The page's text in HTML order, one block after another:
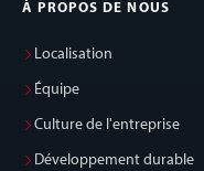
À PROPOS DE NOUS
Localisation
Équipe
Culture de l'entreprise
Développement durable